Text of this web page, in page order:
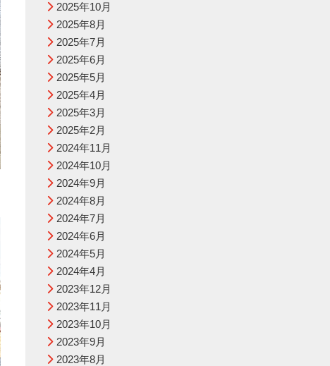
2025年10月
2025年8月
2025年7月
2025年6月
2025年5月
2025年4月
2025年3月
2025年2月
2024年11月
2024年10月
2024年9月
2024年8月
2024年7月
2024年6月
2024年5月
2024年4月
2023年12月
2023年11月
2023年10月
2023年9月
2023年8月